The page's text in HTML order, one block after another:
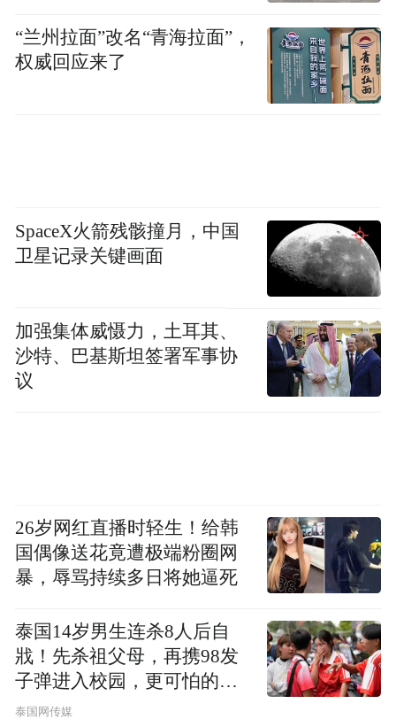
公司、山东鲁花小额贷款有限公司、山东鲁
花融资租赁有限公司、山东金岭投资管理有
限公司，还投资多个基金，是孙孟全家族重
到鲁花有涉足金融领域的意向后，青岛方面
迅速与企业展开对接。次年2月，实缴资本20
亿元的鲁花道生资本投资有限公司完成工商
注册，正式落户金家岭金融区。
根据彼时报道，鲁花集团未来还将在青岛再
投资设立融资租赁公司、商业保理公司、小
“兰州拉面”改名“青海拉面”，
权威回应来了
SpaceX火箭残骸撞月，中国
卫星记录关键画面
加强集体威慑力，土耳其、
沙特、巴基斯坦签署军事协
议
26岁网红直播时轻生！给韩
国偶像送花竟遭极端粉圈网
暴，辱骂持续多日将她逼死
泰国14岁男生连杀8人后自
戕！先杀祖父母，再携98发
子弹进入校园，更可怕的细
节公布了
泰国网传媒